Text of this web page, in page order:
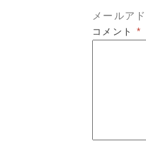
メールア
コメント *